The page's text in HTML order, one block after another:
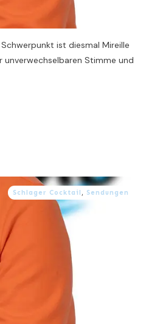
ist diesmal Mireille
unverwechselbaren Stimme und
Schlager Cocktail , Sendungen